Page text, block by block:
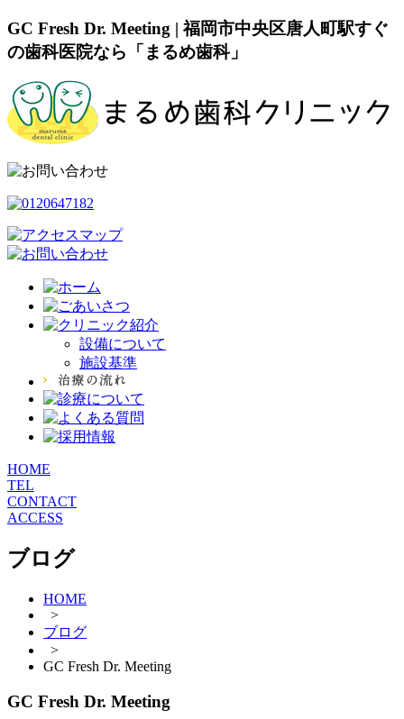
GC Fresh Dr. Meeting | 福岡市中央区唐人町駅すぐ
の歯科医院なら「まるめ歯科」
設備について
施設基準
HOME
TEL
CONTACT
ACCESS
ブログ
HOME
>
ブログ
>
GC Fresh Dr. Meeting
GC Fresh Dr. Meeting